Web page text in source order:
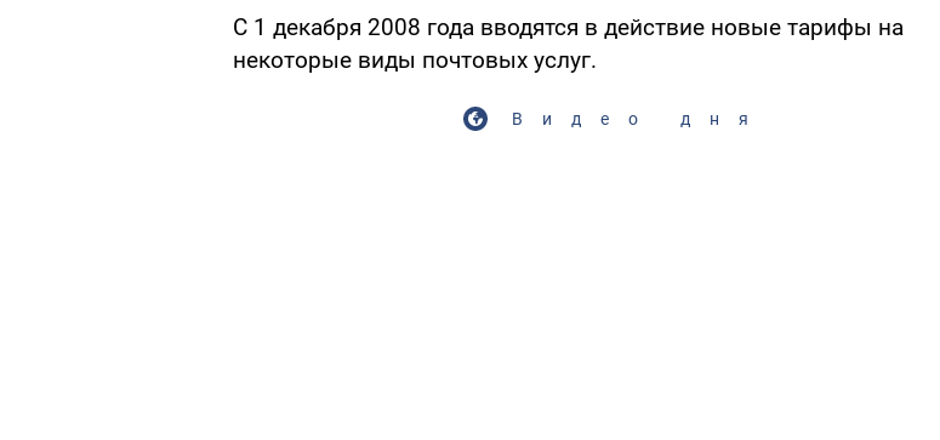
С 1 декабря 2008 года вводятся в действие новые тарифы на
некоторые виды почтовых услуг.
Видео дня